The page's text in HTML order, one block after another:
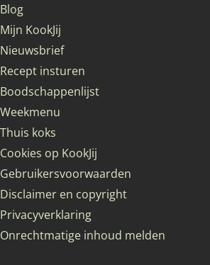
Blog
Mijn KookJij
Nieuwsbrief
Recept insturen
Boodschappenlijst
Weekmenu
Thuis koks
Cookies op KookJij
Gebruikersvoorwaarden
Disclaimer en copyright
Privacyverklaring
Onrechtmatige inhoud melden